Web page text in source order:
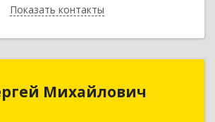
Показать контакты
Назад
Михайлович
Сергей Михайлович